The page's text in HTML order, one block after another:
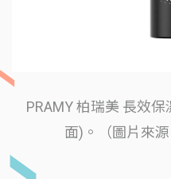
PRAMY 柏瑞美 長效
面)。（圖片來源